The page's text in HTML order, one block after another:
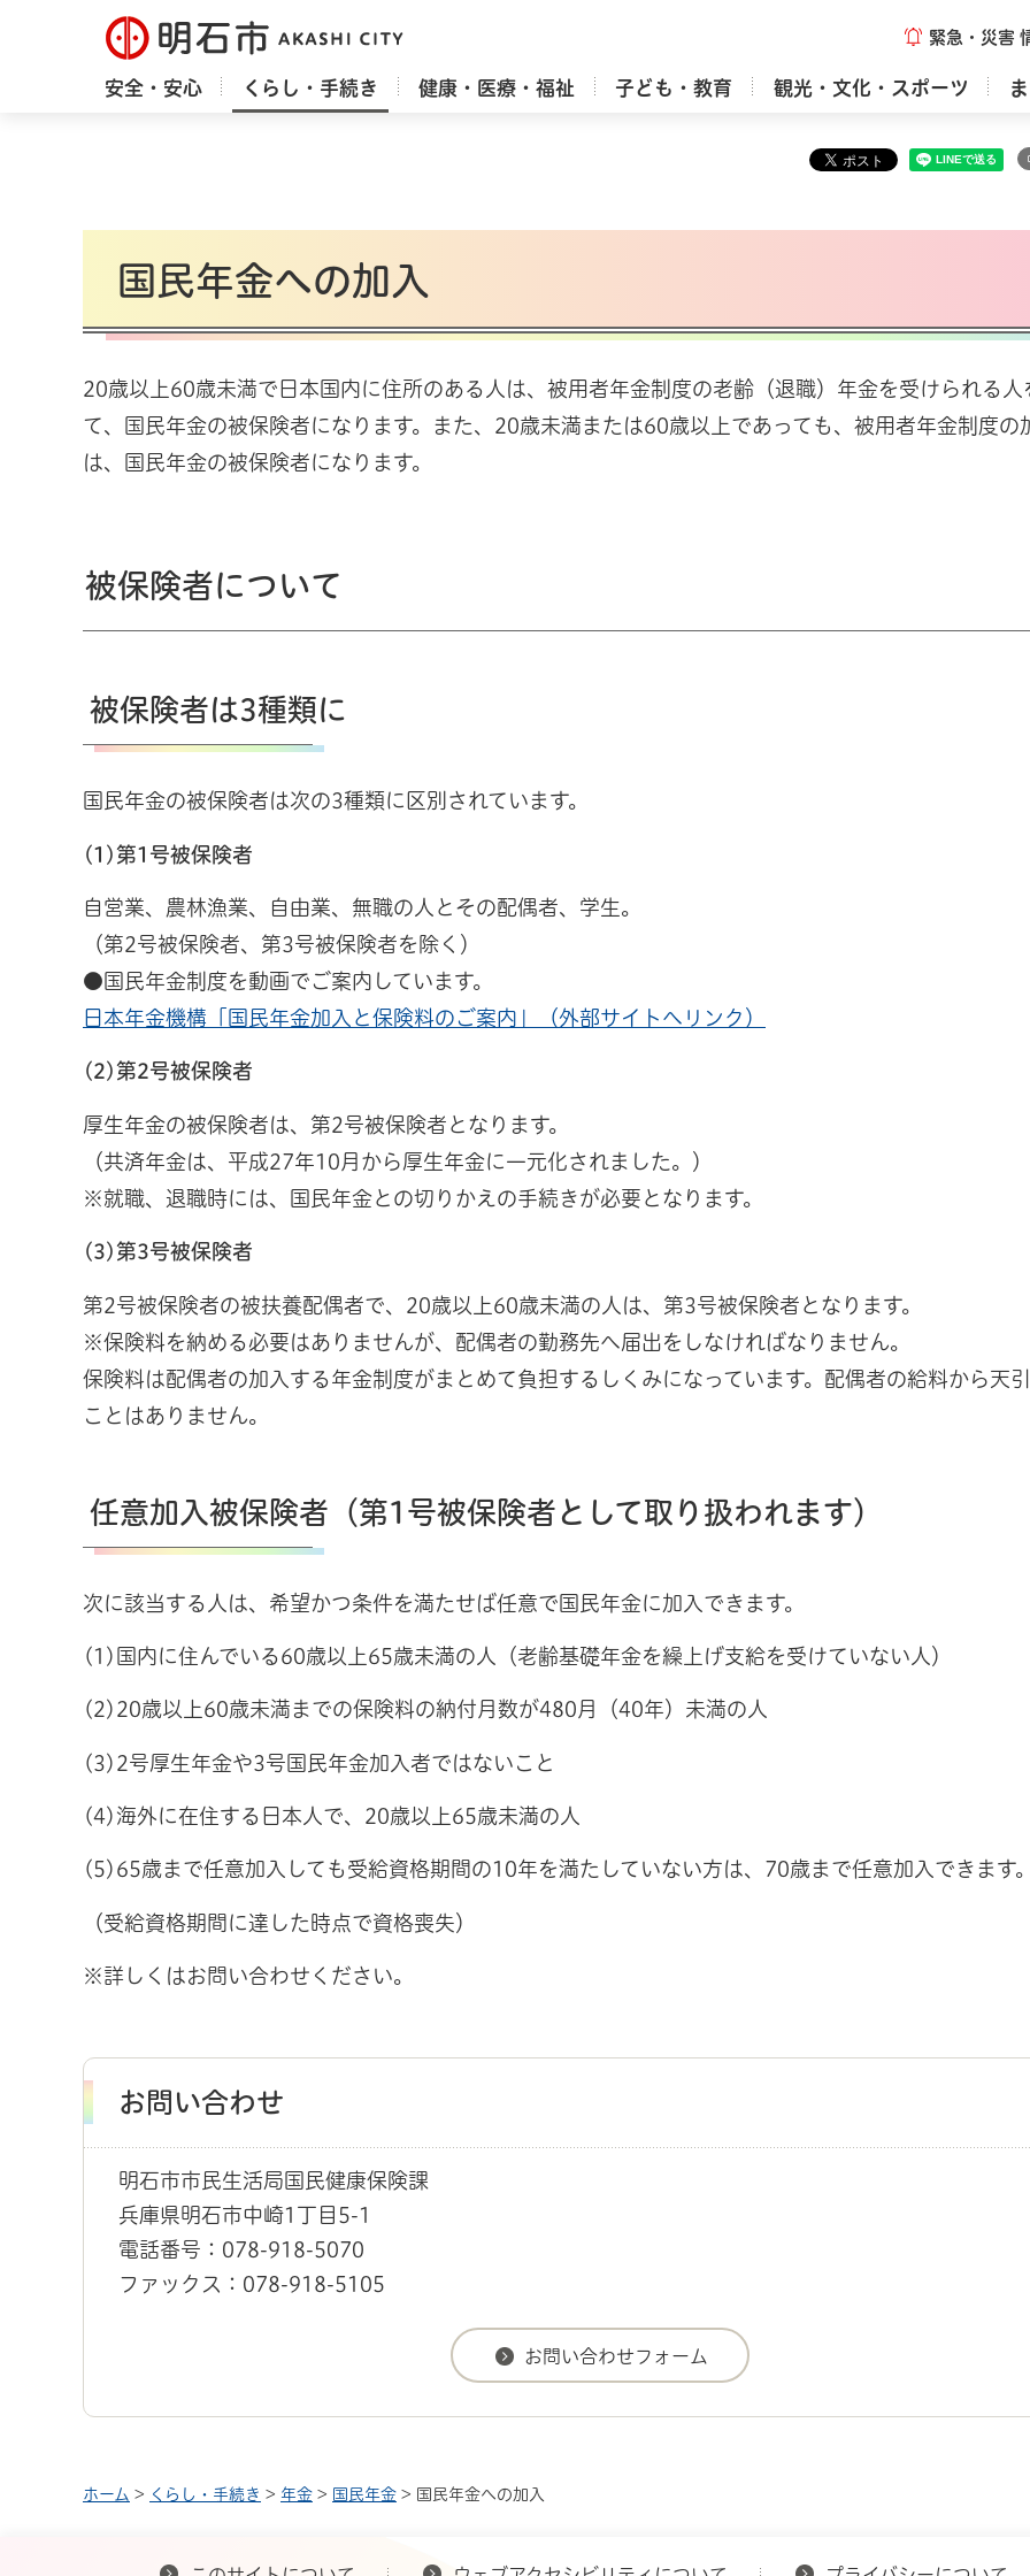
明石市 緊急・災害
安全・安心 くらし・手続き 健康・医療・福祉 子ども・教育 観光・文化・スポーツ
国民年金への加入
20歳以上60歳未満で日本国内に住所のある人は、被用者年金制度の老齢（退職）年金を受けられる人
て、国民年金の被保険者になります。また、20歳未満または60歳以上であっても、被用者年金制度の
は、国民年金の被保険者になります。
被保険者について
被保険者は3種類に
国民年金の被保険者は次の3種類に区別されています。
(1)第1号被保険者
自営業、農林漁業、自由業、無職の人とその配偶者、学生。
（第2号被保険者、第3号被保険者を除く）
●国民年金制度を動画でご案内しています。
日本年金機構「国民年金加入と保険料のご案内」（外部サイトへリンク）
(2)第2号被保険者
厚生年金の被保険者は、第2号被保険者となります。
（共済年金は、平成27年10月から厚生年金に一元化されました。）
※就職、退職時には、国民年金との切りかえの手続きが必要となります。
(3)第3号被保険者
第2号被保険者の被扶養配偶者で、20歳以上60歳未満の人は、第3号被保険者となります。
※保険料を納める必要はありませんが、配偶者の勤務先へ届出をしなければなりません。
保険料は配偶者の加入する年金制度がまとめて負担するしくみになっています。配偶者の給料から天
ことはありません。
任意加入被保険者（第1号被保険者として取り扱われます）
次に該当する人は、希望かつ条件を満たせば任意で国民年金に加入できます。
(1)国内に住んでいる60歳以上65歳未満の人（老齢基礎年金を繰上げ支給を受けていない人）
(2)20歳以上60歳未満までの保険料の納付月数が480月（40年）未満の人
(3)2号厚生年金や3号国民年金加入者ではないこと
(4)海外に在住する日本人で、20歳以上65歳未満の人
(5)65歳まで任意加入しても受給資格期間の10年を満たしていない方は、70歳まで任意加入できます。
（受給資格期間に達した時点で資格喪失）
※詳しくはお問い合わせください。
お問い合わせ
明石市市民生活局国民健康保険課
兵庫県明石市中崎1丁目5-1
電話番号：078-918-5070
ファックス：078-918-5105
ホーム > くらし・手続き > 年金 > 国民年金 > 国民年金への加入